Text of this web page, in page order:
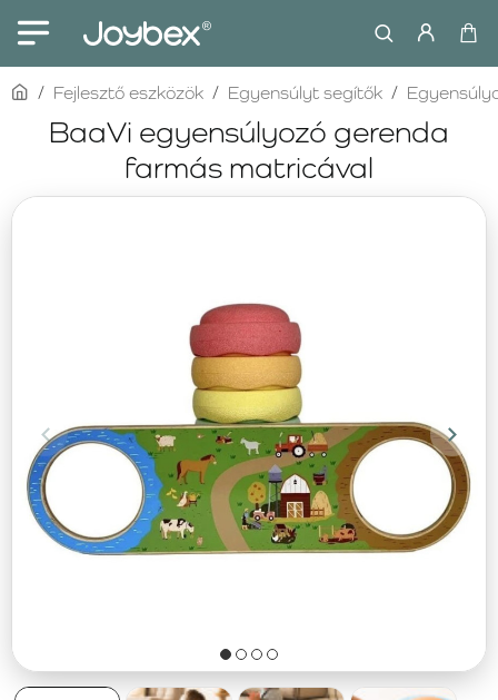
BaaVi egyensúlyozó gerenda
farmás matricával
homeFejlesztő eszközök Egyensúlyt segítők